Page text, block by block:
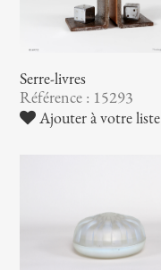
Serre-livres
Référence : 15293
Ajouter à votre liste